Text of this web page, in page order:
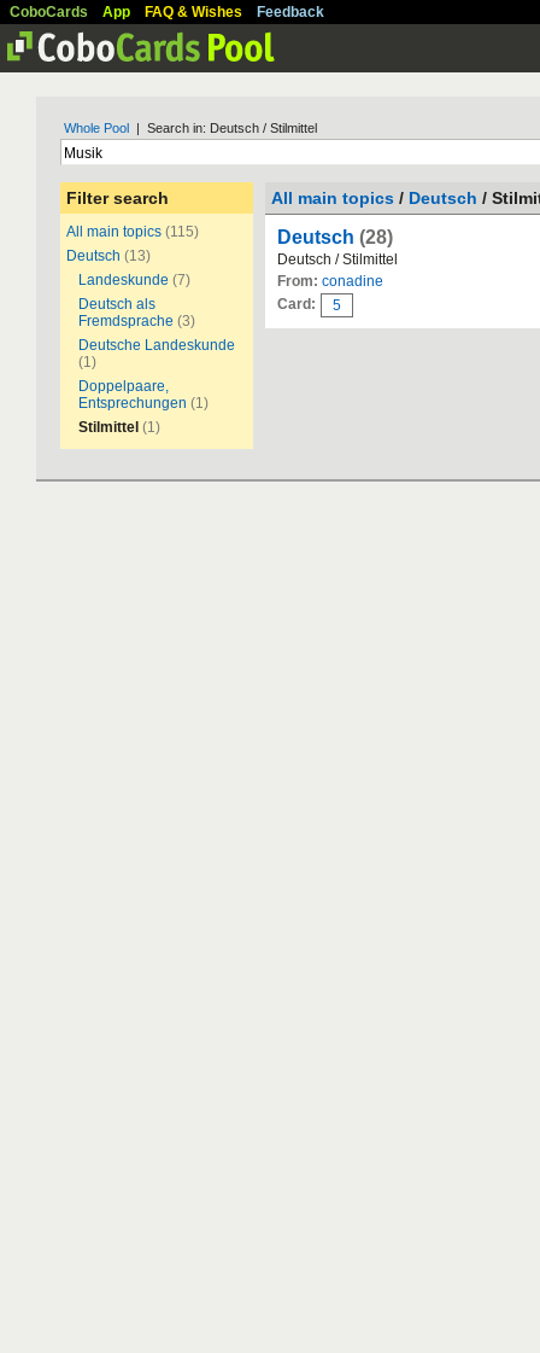
CoboCards App FAQ & Wishes Feedback
Whole Pool | Search in: Deutsch / Stilmittel
Filter search
All main topics (115)
Deutsch (13)
Landeskunde (7)
Deutsch als
Fremdsprache (3)
Deutsche Landeskunde
(1)
Doppelpaare,
Entsprechungen (1)
Stilmittel (1)
All main topics / Deutsch /
Deutsch (28)
Deutsch / Stilmittel
From: conadine
Card:
5